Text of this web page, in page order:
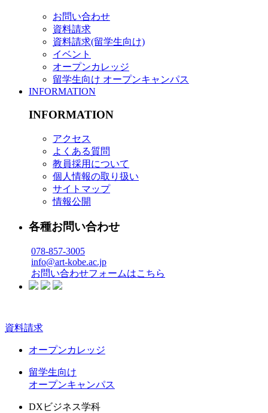
お問い合わせ
資料請求
資料請求(留学生向け)
イベント
オープンカレッジ
留学生向け オープンキャンパス
INFORMATION
INFORMATION
アクセス
よくある質問
教員採用について
個人情報の取り扱い
サイトマップ
情報公開
各種お問い合わせ
078-857-3005
info@art-kobe.ac.jp
お問い合わせフォームはこちら
資料請求
オープンカレッジ
留学生向け
オープンキャンパス
DXビジネス学科